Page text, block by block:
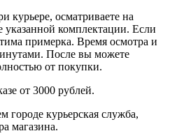
курьере, осматриваете на
указанной комплектации. Если
примерка. Время осмотра и
После вы можете
от покупки.
от 3000 рублей.
городе курьерская служба,
магазина.